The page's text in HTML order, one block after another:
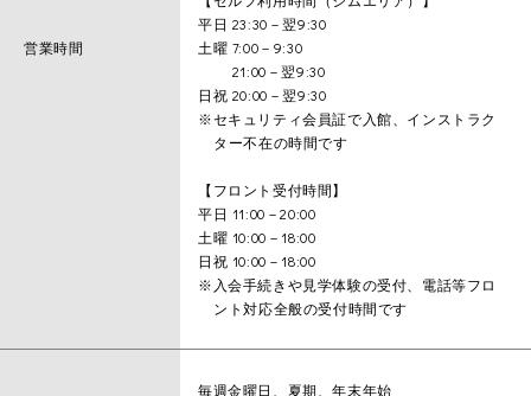
営業時間
平日 23:30－翌9:30
土曜 7:00－9:30
21:00－翌9:30
日祝 20:00－翌9:30
※セキュリティ会員証で入館、インストラク
ター不在の時間です
【フロント受付時間】
平日 11:00－20:00
土曜 10:00－18:00
日祝 10:00－18:00
※入会手続きや見学体験の受付、電話等フロ
ント対応全般の受付時間です
毎週金曜日、夏期、年末年始